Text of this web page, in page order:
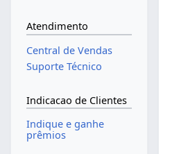
Atendimento
Central de Vendas
Suporte Técnico
Indicacao de Clientes
Indique e ganhe
prêmios